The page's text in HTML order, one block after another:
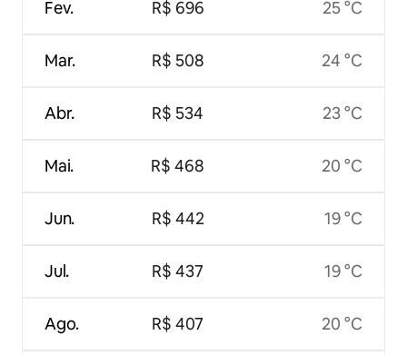
Fev.
Mar.
Abr.
Mai.
Jun.
Jul.
Ago.
R$ 696
R$ 508
R$ 534
R$ 468
R$ 442
R$ 437
R$ 407
25 °C
24 °C
23 °C
20 °C
19 °C
19 °C
20 °C